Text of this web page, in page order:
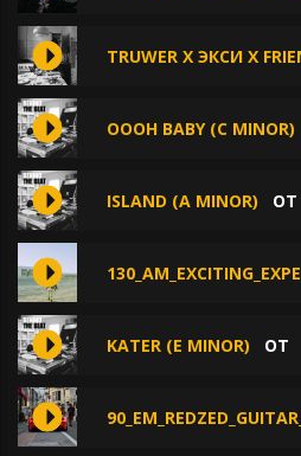
TRUWER X ЭКСИ X
OOOH BABY (C MINOR)
ISLAND (A MINOR) ОТ
KATER (E MINOR) ОТ